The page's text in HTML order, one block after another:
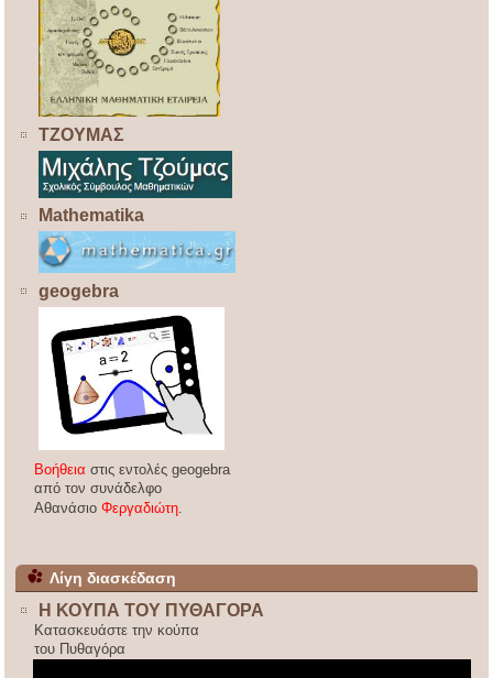
ΤΖΟΥΜΑΣ
Mathematika
geogebra
Βοήθειαστις εντολές geogebra
από τον συνάδελφο
ΑθανάσιοΦεργαδιώτη
Λίγη διασκέδαση
Η ΚΟΥΠΑ ΤΟΥ ΠΥΘΑΓΟΡΑ
Κατασκευάστε την κούπα
του Πυθαγόρα